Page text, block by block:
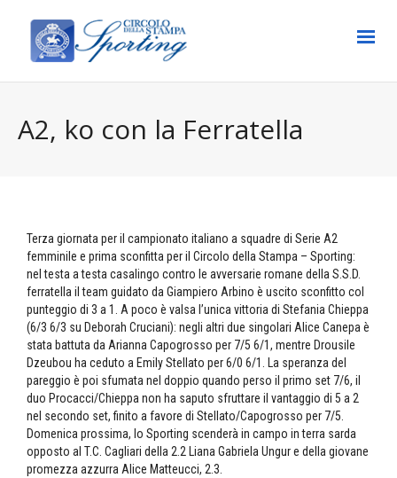
A2, ko con la Ferratella
Terza giornata per il campionato italiano a squadre di Serie A2
femminile e prima sconfitta per il Circolo della Stampa – Sporting:
nel testa a testa casalingo contro le avversarie romane della S.S.D.
ferratella il team guidato da Giampiero Arbino è uscito sconfitto col
punteggio di 3 a 1. A poco è valsa l’unica vittoria di Stefania Chieppa
(6/3 6/3 su Deborah Cruciani): negli altri due singolari Alice Canepa è
stata battuta da Arianna Capogrosso per 7/5 6/1, mentre Drousile
Dzeubou ha ceduto a Emily Stellato per 6/0 6/1. La speranza del
pareggio è poi sfumata nel doppio quando perso il primo set 7/6, il
duo Procacci/Chieppa non ha saputo sfruttare il vantaggio di 5 a 2
nel secondo set, finito a favore di Stellato/Capogrosso per 7/5.
Domenica prossima, lo Sporting scenderà in campo in terra sarda
opposto al T.C. Cagliari della 2.2 Liana Gabriela Ungur e della giovane
promezza azzurra Alice Matteucci, 2.3.